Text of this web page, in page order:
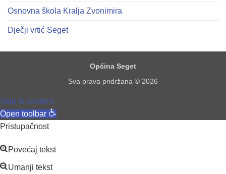
Osnovna škola Kralja Zvonimira
Dječji vrtić Seget
Općina Seget
Sva prava pridržana © 2026
Skip to content
Open toolbar
Pristupačnost
Povećaj tekst
Umanji tekst